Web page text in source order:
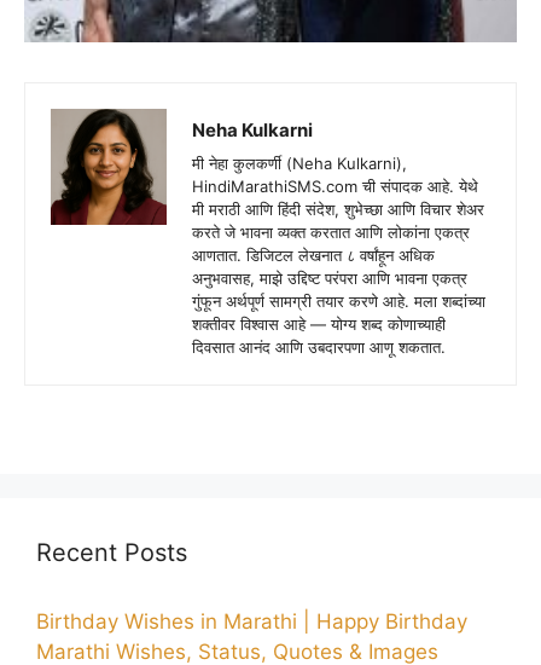
Neha Kulkarni
मी नेहा कुलकर्णी (Neha Kulkarni),
HindiMarathiSMS.com ची संपादक आहे. येथे
मी मराठी आणि हिंदी संदेश, शुभेच्छा आणि विचार शेअर
करते जे भावना व्यक्त करतात आणि लोकांना एकत्र
आणतात. डिजिटल लेखनात ८ वर्षांहून अधिक
अनुभवासह, माझे उद्दिष्ट परंपरा आणि भावना एकत्र
गुंफून अर्थपूर्ण सामग्री तयार करणे आहे. मला शब्दांच्या
शक्तीवर विश्वास आहे — योग्य शब्द कोणाच्याही
दिवसात आनंद आणि उबदारपणा आणू शकतात.
Recent Posts
Birthday Wishes in Marathi | Happy Birthday
Marathi Wishes, Status, Quotes & Images